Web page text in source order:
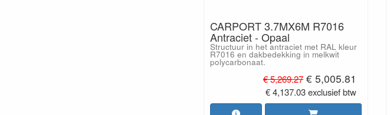
CARPORT 3.7MX6M R7016
Antraciet - Opaal
Structuur in het antraciet met RAL kleur
R7016 en dakbedekking in melkwit
polycarbonaat.
€ 5,269.27 € 5,005.81
€ 4,137.03 exclusief btw